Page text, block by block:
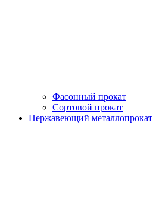
Фасонный прокат
Сортовой прокат
Нержавеющий металлопрокат